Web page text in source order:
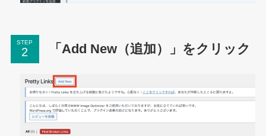
STEP 「Add New（追加）」をクリック